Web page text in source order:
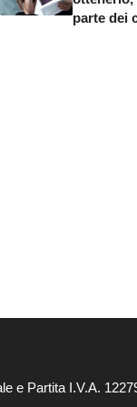
parte dei
e Partita I.V.A.